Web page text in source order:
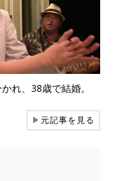
れ、38歳で結婚。
▶元記事を見る